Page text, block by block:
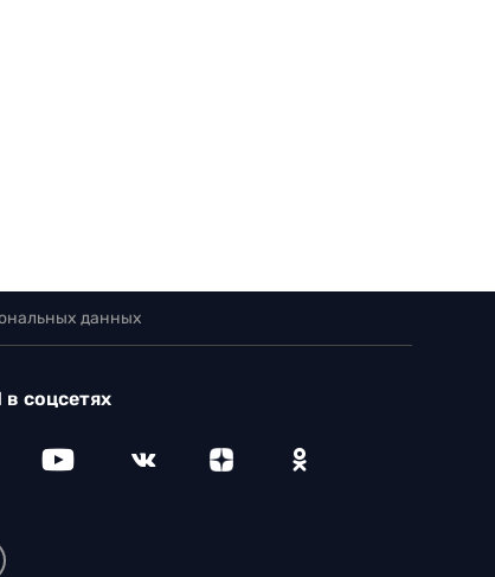
данных
в соцсетях